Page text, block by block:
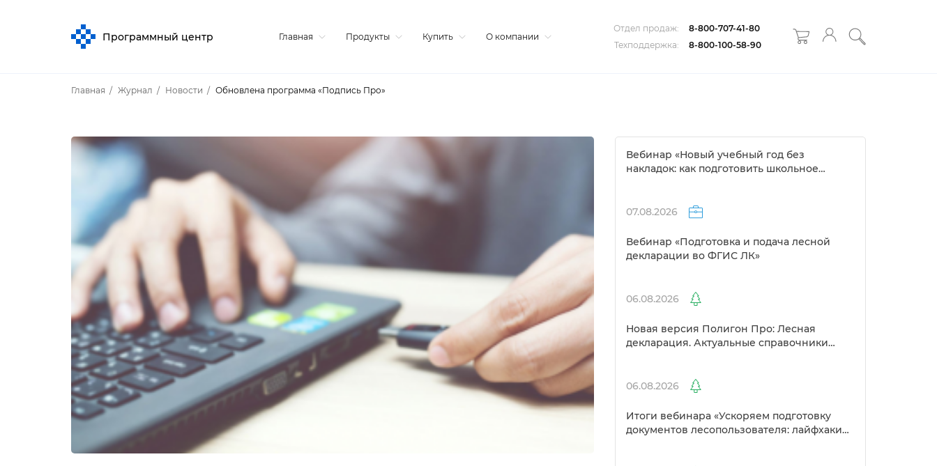
Программный центр Главная Продукты Купить О компании
Отдел продаж:
8-800-707-41-80
Техподдержка:
8-800-100-58-90
Главная Журнал Новости Обновлена программа «Подпись Про»
ебинар «Новый учебный год без
накладок: как подготовить школьное
07.08.2026
ебинар «Подготовка и подача лесной
декларации во ФГИС ЛК»
06.08.2026
Новая версия Полигон Про: Лесная
декларация. Актуальные справочники
06.08.2026
Итоги вебинара «Ускоряем подготовку
документов лесопользователя: лайфхаки